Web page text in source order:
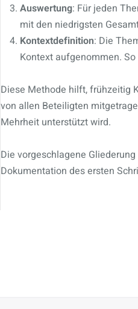
Auswertung: Für jeden
mit den niedrigsten
Kontextdefinition: Die
Kontext aufgenommen.
Diese Methode hilft, frühzeitig
von allen Beteiligten
Mehrheit unterstützt wird.
Die vorgeschlagene
Dokumentation des ersten